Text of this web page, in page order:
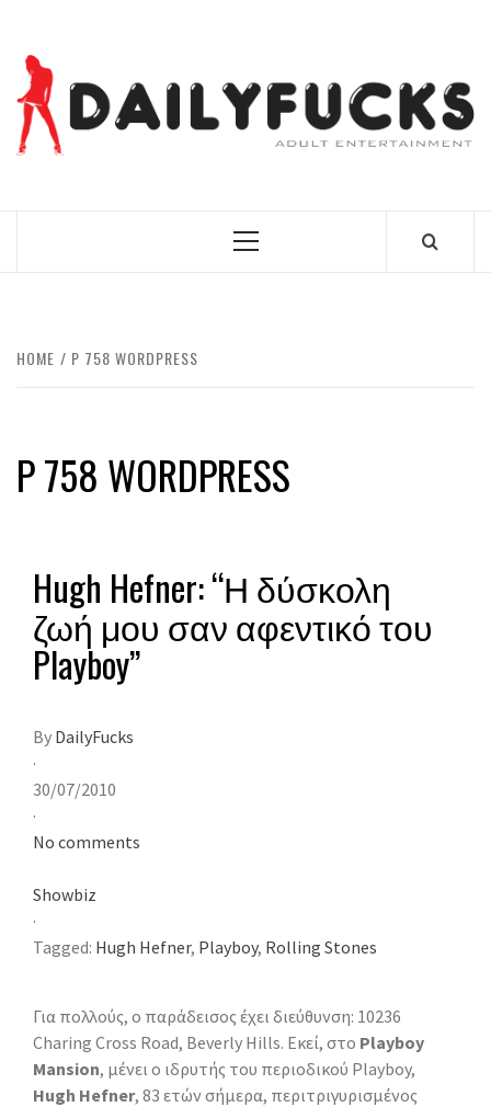
content
Primary
HOME P 758 WORDPRESS
P 758 WORDPRESS
Hugh Hefner: “Η δύσκολη
ζωή μου σαν αφεντικό του
Playboy”
By DailyFucks
·
30/07/2010
·
No comments
Showbiz
·
Tagged: Hugh Hefner, Playboy, Rolling Stones
Για πολλούς, ο παράδεισος έχει διεύθυνση: 10236
Charing Cross Road, Beverly Hills. Εκεί, στο Playboy
Mansion, μένει ο ιδρυτής του περιοδικού Playboy,
Hugh Hefner, 83 ετών σήμερα, περιτριγυρισμένος